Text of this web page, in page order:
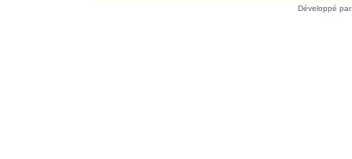
Développé